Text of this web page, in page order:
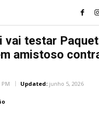
vai testar
amistoso
Updated: junho 5, 2026